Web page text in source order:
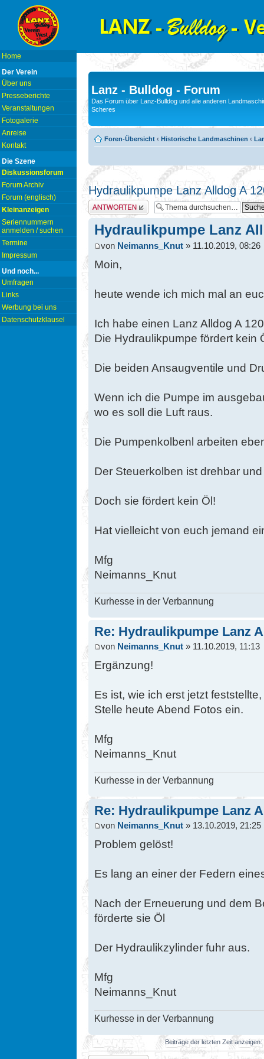
Home
Der Verein
Über uns
Presseberichte
Veranstaltungen
Fotogalerie
Anreise
Kontakt
Die Szene
Diskussionsforum
Forum Archiv
Forum (englisch)
Kleinanzeigen
Seriennummern
anmelden / suchen
Termine
Impressum
Und noch...
Umfragen
Links
Werbung bei uns
Datenschutzklausel
Lanz - Bulldog - Forum
Das Forum über Lanz-Bulldog und alle anderen
Scheres
Foren-Übersicht ‹ Historische Landmaschinen ‹
Hydraulikpumpe Lanz Alldog A
Antwort erstellen
Hydraulikpumpe Lanz
von Neimanns_Knut » 11.10.2019, 08:26
Moin,
heute wende ich mich mal an
Ich habe einen Lanz Alldog A
Die Hydraulikpumpe fördert kein
Die beiden Ansaugventile und
Wenn ich die Pumpe im
wo es soll die Luft raus.
Die Pumpenkolbenl arbeiten
Der Steuerkolben ist drehbar
Doch sie fördert kein Öl!
Hat vielleicht von euch jemand
Mfg
Neimanns_Knut
Kurhesse in der Verbannung
Re: Hydraulikpumpe Lanz
von Neimanns_Knut » 11.10.2019, 11:13
Ergänzung!
Es ist, wie ich erst jetzt
Stelle heute Abend Fotos ein.
Mfg
Neimanns_Knut
Kurhesse in der Verbannung
Re: Hydraulikpumpe Lanz
von Neimanns_Knut » 13.10.2019, 21:25
Problem gelöst!
Es lang an einer der Federn
Nach der Erneuerung und dem
förderte sie Öl
Der Hydraulikzylinder fuhr aus.
Mfg
Neimanns_Knut
Kurhesse in der Verbannung
Beiträge der letzten Zeit anzeigen: